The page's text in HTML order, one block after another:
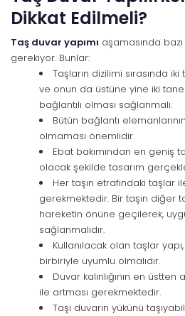
Dikkat Edilmeli?
Taş duvar yapımı aşamasında
gerekiyor. Bunlar:
Taşların dizilimi sırasında
ve onun da üstüne yine iki
bağlantılı olması sağlanmalı.
Bütün bağlantı
olmaması önemlidir.
Ebat bakımından en geniş
olacak şekilde tasarım
Her taşın etrafındaki taşlar
gerekmektedir. Bir taşın diğer
hareketin önüne geçilerek,
sağlanmalıdır.
Kullanılacak olan taşlar
birbiriyle uyumlu olmalıdır.
Duvar kalınlığının en
ile artması gerekmektedir.
Taşı duvarın yükünü